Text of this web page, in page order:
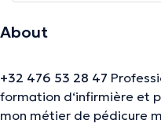
About
+32 476 53 28 47
formation d‘infirmière et
mon métier de pédicure médicale, je